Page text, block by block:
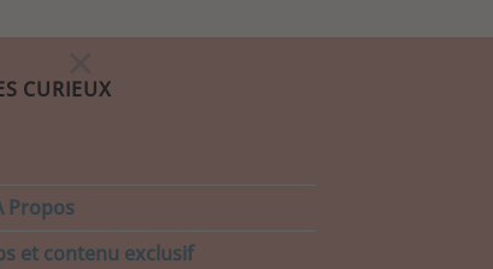
CURIEUX
Propos
et contenu exclusif